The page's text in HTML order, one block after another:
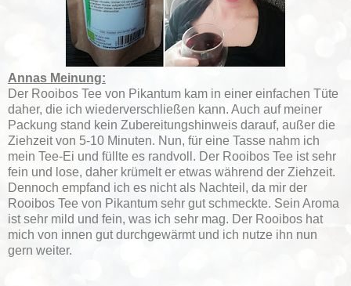
Annas Meinung:
Der Rooibos Tee von Pikantum kam in einer einfachen Tüte
daher, die ich wiederverschließen kann. Auch auf meiner
Packung stand kein Zubereitungshinweis darauf, außer die
Ziehzeit von 5-10 Minuten. Nun, für eine Tasse nahm ich
mein Tee-Ei und füllte es randvoll. Der Rooibos Tee ist sehr
fein und lose, daher krümelt er etwas während der Ziehzeit.
Dennoch empfand ich es nicht als Nachteil, da mir der
Rooibos Tee von Pikantum sehr gut schmeckte. Sein Aroma
ist sehr mild und fein, was ich sehr mag. Der Rooibos hat
mich von innen gut durchgewärmt und ich nutze ihn nun
gern weiter.